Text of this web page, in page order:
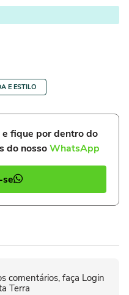
E ESTILO
fique por dentro do
do nossoWhatsApp
se
comentários, faça Login
Terra